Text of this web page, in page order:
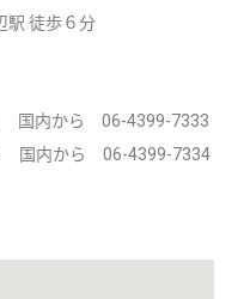
徒歩６分
国内から 06-4399-7333
国内から 06-4399-7334